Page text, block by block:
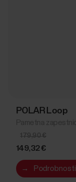
POLAR Loop
149,32 €
→ Podrobnosti